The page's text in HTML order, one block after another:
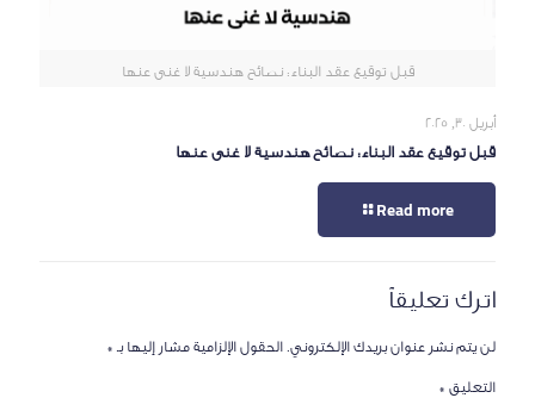
قبل توقيع عقد البناء: نصائح هندسية لا غنى عنها
أبريل 30, 2025
قبل توقيع عقد البناء: نصائح هندسية لا غنى عنها
Read more
اترك تعليقاً
لن يتم نشر عنوان بريدك الإلكتروني. الحقول الإلزامية مشار إليها بـ *
التعليق *